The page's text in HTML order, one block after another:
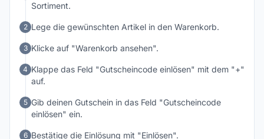
Sortiment.
2 Lege die gewünschten Artikel in den Warenkorb.
3 Klicke auf "Warenkorb ansehen".
4 Klappe das Feld "Gutscheincode einlösen" mit dem "+"
auf.
5 Gib deinen Gutschein in das Feld "Gutscheincode
einlösen" ein.
6 Bestätige die Einlösung mit "Einlösen".